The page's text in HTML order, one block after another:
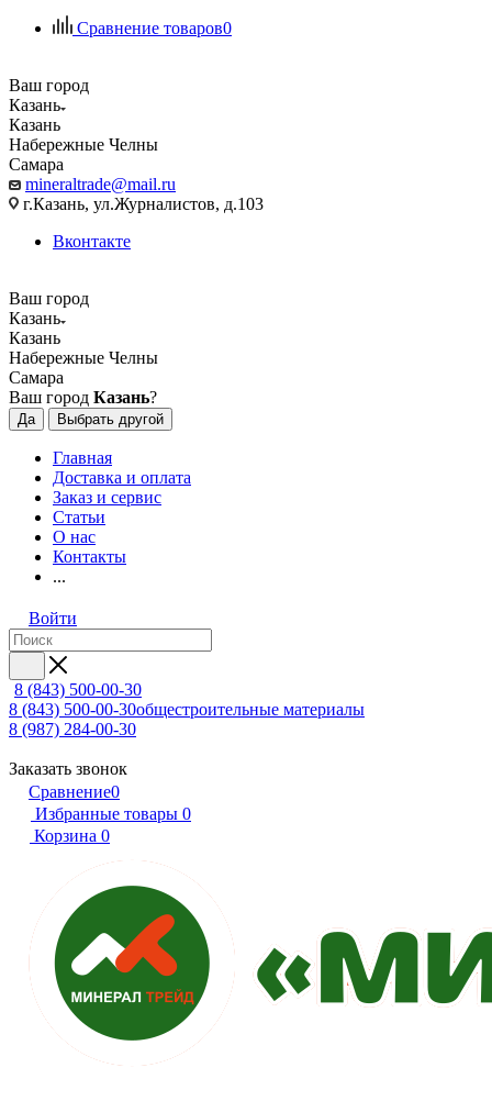
Сравнение товаров0
Ваш город
Казань
Казань
Набережные Челны
Самара
mineraltrade@mail.ru
г.Казань, ул.Журналистов, д.103
Вконтакте
Ваш город
Казань
Казань
Набережные Челны
Самара
Ваш город Казань?
Да Выбрать другой
Главная
Доставка и оплата
Заказ и сервис
Статьи
О нас
Контакты
...
Войти
8 (843) 500-00-30
8 (843) 500-00-30общестроительные материалы
8 (987) 284-00-30
Заказать звонок
Сравнение0
Избранные товары 0
Корзина 0